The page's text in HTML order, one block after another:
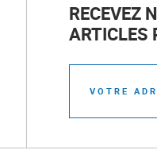
RECEVEZ
ARTICLES